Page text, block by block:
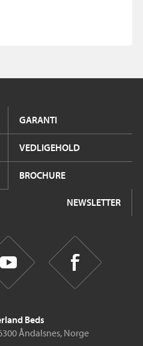
GARANTI
VEDLIGEHOLD
BROCHURE
NEWSLETTER
Beds
Åndalsnes, Norge